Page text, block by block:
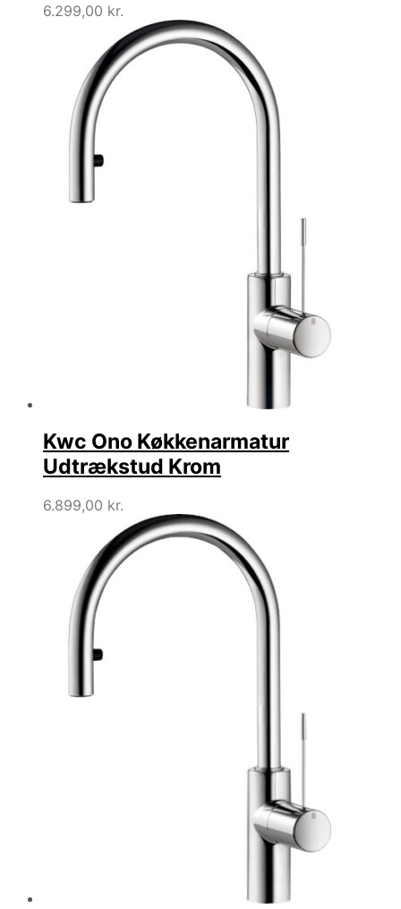
6.299,00 kr.
Kwc Ono Køkkenarmatur
Udtrækstud Krom
6.899,00 kr.